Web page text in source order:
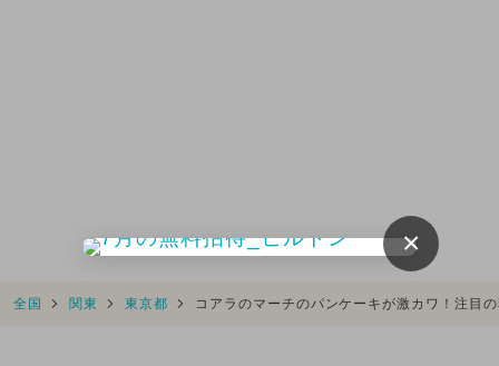
全国 関東 東京都 コアラのマーチのパンケーキが激カワ！注目
×